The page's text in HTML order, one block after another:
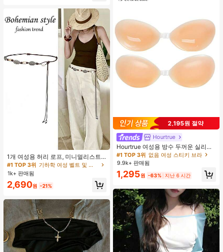
1개 여성용 허리 로프, 미니멀리스트
보헤미안 패션 매듭 허리 벨트, 드레
스, 캐주얼 팬츠와 함께 일상 착용에
적합한 장식용 허리 액세서리
거의 매진!
#1 TOP 3위
기하학 여성 벨트 및 벨트 액세서리
거의 매진!
#1 TOP 3위
기하학 여성 벨트 및 벨트 액세서리
거의 매진!
#1 TOP 3위
1k+ 판매됨
2,690원 -21%
2,195원 절약
Hourtrue
Hourtrue 여성용 방수 두꺼운 실리콘
가슴 페탈, 작은 가슴 리프트업 & 푸시
인용, 웨딩 촬영 및 들러리용
#1 TOP 3위 없음 여성 스티키 브라
9.9k+ 판매됨
1,295원 -63% 지난 6 시간